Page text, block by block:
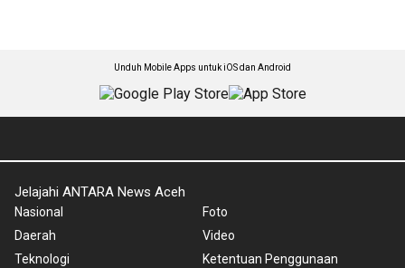
Unduh Mobile Apps untuk iOS dan Android
Jelajahi ANTARA News Aceh
Nasional
Daerah
Teknologi
Foto
Video
Ketentuan Penggunaan